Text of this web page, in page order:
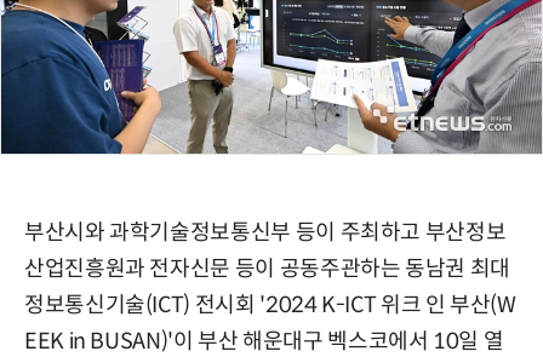
부산시와 과학기술정보통신부 등이 주최하고 부산정보
산업진흥원과 전자신문 등이 공동주관하는 동남권 최대
정보통신기술(ICT) 전시회 '2024 K-ICT 위크 인 부산(W
EEK in BUSAN)'이 부산 해운대구 벡스코에서 10일 열